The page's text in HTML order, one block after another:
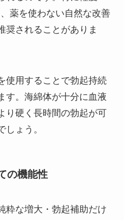
薬を使わない自然な改善
奨されることがありま
使用することで勃起持続
す。海綿体が十分に血液
り硬く長時間の勃起が可
ょう。
の機能性
粋な増大・勃起補助だけ